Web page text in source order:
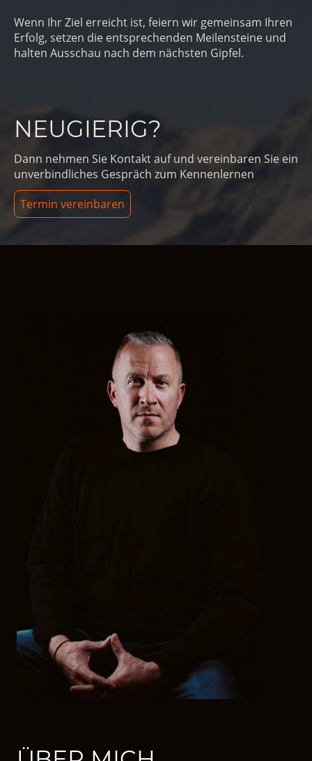
Wenn Ihr Ziel erreicht ist, feiern wir gemeinsam Ihren
Erfolg, setzen die entsprechenden Meilensteine und
halten Ausschau nach dem nächsten Gipfel.
NEUGIERIG?
Dann nehmen Sie Kontakt auf und vereinbaren Sie ein
unverbindliches Gespräch zum Kennenlernen
Termin vereinbaren